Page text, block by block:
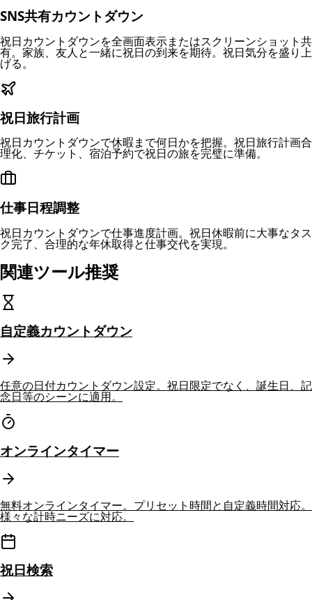
SNS共有カウントダウン
祝日カウントダウンを全画面表示またはスクリーンショット共
有。家族、友人と一緒に祝日の到来を期待。祝日気分を盛り上
げる。
祝日旅行計画
祝日カウントダウンで休暇まで何日かを把握。祝日旅行計画合
理化、チケット、宿泊予約で祝日の旅を完璧に準備。
仕事日程調整
祝日カウントダウンで仕事進度計画。祝日休暇前に大事なタス
ク完了、合理的な年休取得と仕事交代を実現。
関連ツール推奨
自定義カウントダウン
任意の日付カウントダウン設定。祝日限定でなく、誕生日、記
念日等のシーンに適用。
オンラインタイマー
無料オンラインタイマー。プリセット時間と自定義時間対応。
様々な計時ニーズに対応。
祝日検索